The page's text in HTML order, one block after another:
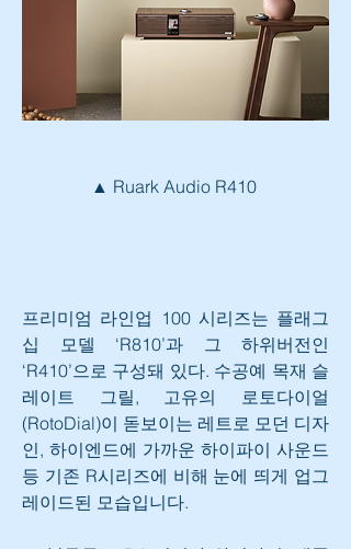
▲ Ruark Audio R410
프리미엄 라인업 100 시리즈는 플래그
십 모델 ‘R810’과 그 하위버전인
‘R410’으로 구성돼 있다. 수공예 목재 슬
레이트 그릴, 고유의 로토다이얼
(RotoDial)이 돋보이는 레트로 모던 디자
인, 하이엔드에 가까운 하이파이 사운드
등 기존 R시리즈에 비해 눈에 띄게 업그
레이드된 모습입니다.